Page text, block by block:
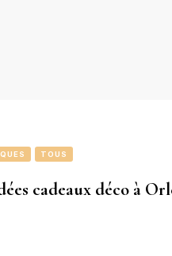
TOUS
cadeaux déco à